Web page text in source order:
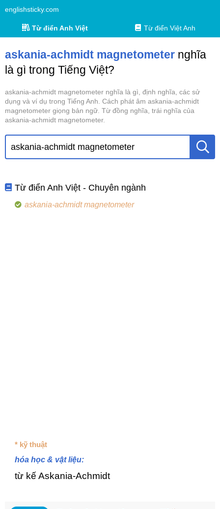
englishsticky.com
Từ điển Anh Việt Từ điển Việt Anh
askania-achmidt magnetometer nghĩa
là gì trong Tiếng Việt?
askania-achmidt magnetometer nghĩa là gì, định nghĩa, các sử
dụng và ví dụ trong Tiếng Anh. Cách phát âm askania-achmidt
magnetometer giọng bản ngữ. Từ đồng nghĩa, trái nghĩa của
askania-achmidt magnetometer.
Từ điển Anh Việt - Chuyên ngành
askania-achmidt magnetometer
* kỹ thuật
hóa học & vật liệu:
từ kế Askania-Achmidt